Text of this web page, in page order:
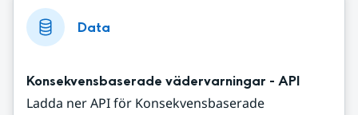
Data
Konsekvensbaserade vädervarningar - API
Ladda ner API för Konsekvensbaserade